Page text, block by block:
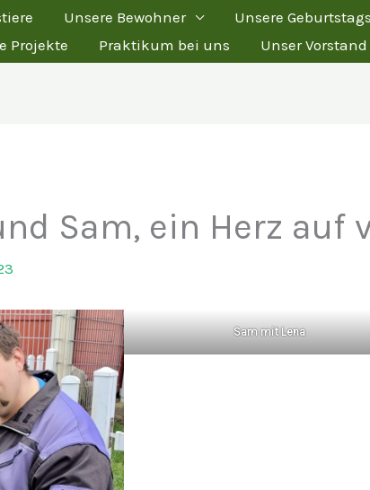
Unsere Bewohner Unsere
Projekte Praktikum bei uns Unser Vorstand
Sam, ein Herz auf
Sam mit Lena